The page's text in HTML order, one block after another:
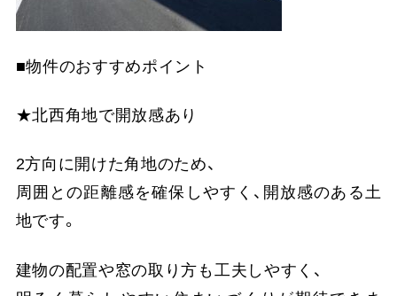
■物件のおすすめポイント
★北西角地で開放感あり
2方向に開けた角地のため、
周囲との距離感を確保しやすく、開放感のある土
地です。
建物の配置や窓の取り方も工夫しやすく、